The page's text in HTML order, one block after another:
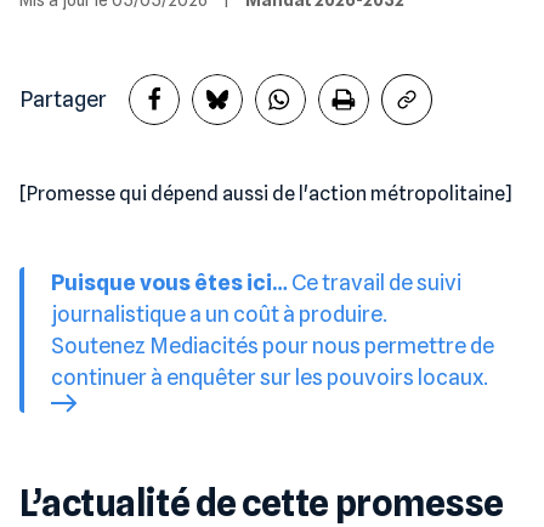
Partager
[Promesse qui dépend aussi de l'action métropolitaine]
Puisque vous êtes ici…Ce travail de suivi
journalistique a un coût à produire.
Soutenez Mediacités pour nous permettre de
continuer à enquêter sur les pouvoirs locaux.
L’actualité de cette promesse